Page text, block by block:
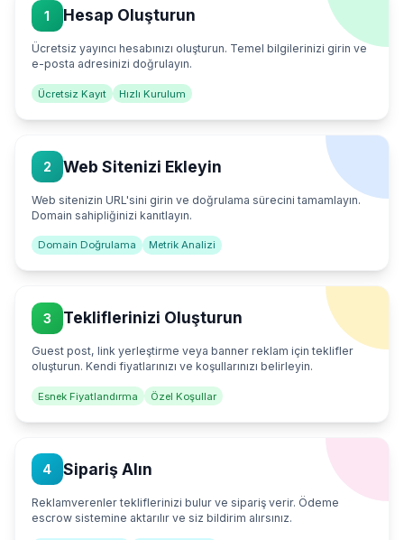
1 Hesap Oluşturun
Ücretsiz yayıncı hesabınızı oluşturun. Temel bilgilerinizi girin ve
e-posta adresinizi doğrulayın.
Ücretsiz Kayıt Hızlı Kurulum
2 Web Sitenizi Ekleyin
Web sitenizin URL'sini girin ve doğrulama sürecini tamamlayın.
Domain sahipliğinizi kanıtlayın.
Domain Doğrulama Metrik Analizi
3 Tekliflerinizi Oluşturun
Guest post, link yerleştirme veya banner reklam için teklifler
oluşturun. Kendi fiyatlarınızı ve koşullarınızı belirleyin.
Esnek Fiyatlandırma Özel Koşullar
4 Sipariş Alın
Reklamverenler tekliflerinizi bulur ve sipariş verir. Ödeme
escrow sistemine aktarılır ve siz bildirim alırsınız.